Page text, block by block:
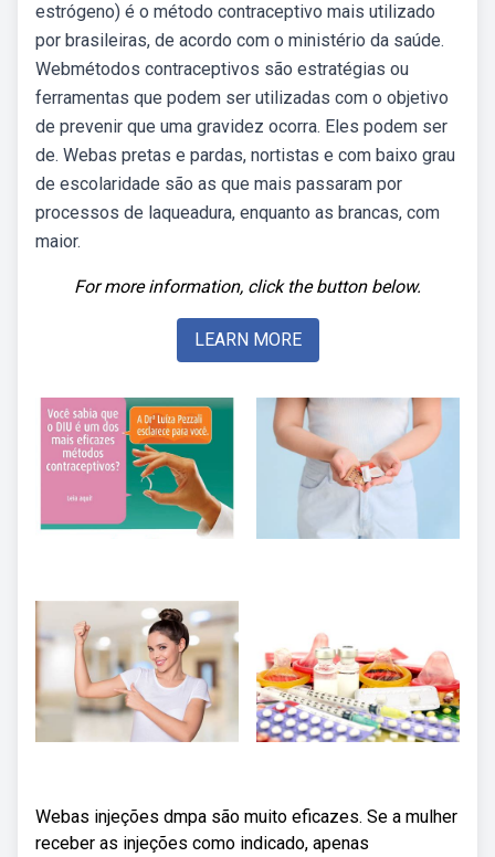
estrógeno) é o método contraceptivo mais utilizado
por brasileiras, de acordo com o ministério da saúde.
Webmétodos contraceptivos são estratégias ou
ferramentas que podem ser utilizadas com o objetivo
de prevenir que uma gravidez ocorra. Eles podem ser
de. Webas pretas e pardas, nortistas e com baixo grau
de escolaridade são as que mais passaram por
processos de laqueadura, enquanto as brancas, com
maior.
For more information, click the button below.
LEARN MORE
Webas injeções dmpa são muito eficazes. Se a mulher
receber as injeções como indicado, apenas